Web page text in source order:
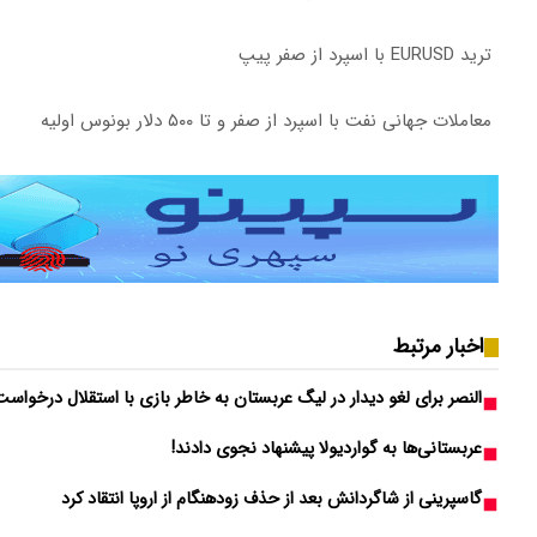
ترید EURUSD با اسپرد از صفر پیپ
معاملات جهانی نفت با اسپرد از صفر و تا ۵۰۰ دلار بونوس اولیه
اخبار مرتبط
النصر برای لغو دیدار در لیگ عربستان به خاطر بازی با استقلال
عربستانی‌ها به گواردیولا پیشنهاد نجوی دادند!
گاسپرینی از شاگردانش بعد از حذف زودهنگام از اروپا انتقاد کرد